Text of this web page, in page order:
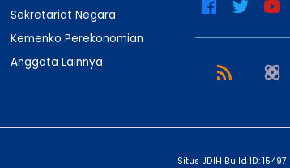
Sekretariat Negara
Kemenko Perekonomian
Anggota Lainnya
Situs JDIH Build ID: 15497